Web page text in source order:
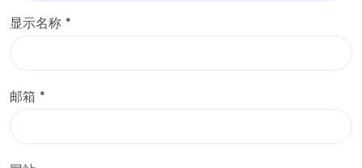
显示名称 *
邮箱 *